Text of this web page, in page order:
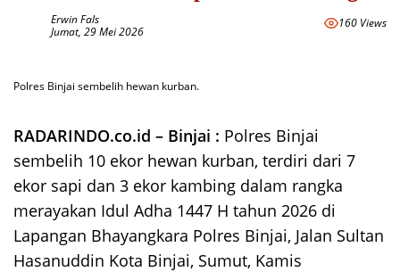
Erwin Fals
Jumat, 29 Mei 2026
160 Views
Polres Binjai sembelih hewan kurban.
RADARINDO.co.id – Binjai : Polres Binjai
sembelih 10 ekor hewan kurban, terdiri dari 7
ekor sapi dan 3 ekor kambing dalam rangka
merayakan Idul Adha 1447 H tahun 2026 di
Lapangan Bhayangkara Polres Binjai, Jalan Sultan
Hasanuddin Kota Binjai, Sumut, Kamis